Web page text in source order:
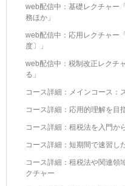
web配信中：基礎レクチャー
務ほか」
web配信中：応用レクチャー
度〕」
web配信中：税制改正レクチ
る」
コース詳細：メインコース：
コース詳細：応用的理解を目
コース詳細：租税法を入門か
コース詳細：短期間で速習し
コース詳細：租税法や関連領
クチャー